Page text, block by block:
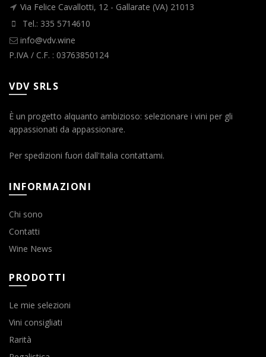
Via Felice Cavallotti, 12 - Gallarate (VA) 21013
Tel.: 335 5714610
info@vdv.wine
P.IVA / C.F. : 03763850124
VDV SRLS
È un progetto alquanto ambizioso: selezionare i vini per gli
appassionati da appassionare.
Per spedizioni fuori dall'Italia contattami.
INFORMAZIONI
Chi sono
Contatti
Wine News
PRODOTTI
Le mie selezioni
Vini consigliati
Rarità